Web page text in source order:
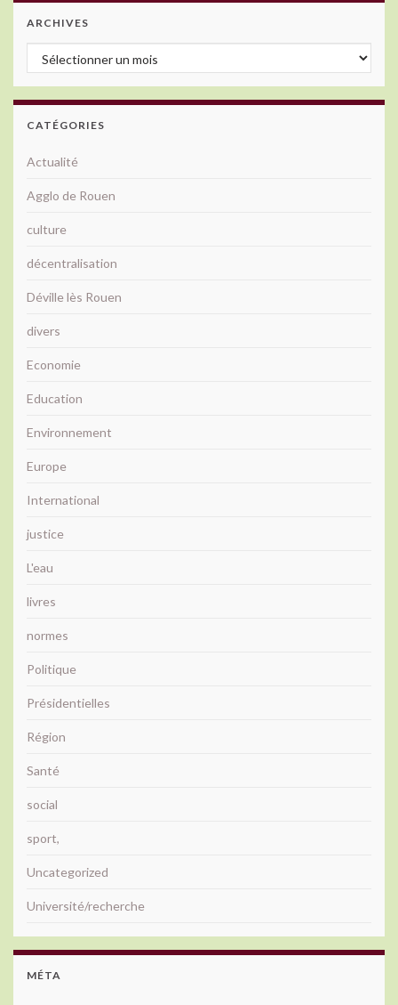
ARCHIVES
Archives
CATÉGORIES
Actualité
Agglo de Rouen
culture
décentralisation
Déville lès Rouen
divers
Economie
Education
Environnement
Europe
International
justice
L'eau
livres
normes
Politique
Présidentielles
Région
Santé
social
sport,
Uncategorized
Université/recherche
MÉTA